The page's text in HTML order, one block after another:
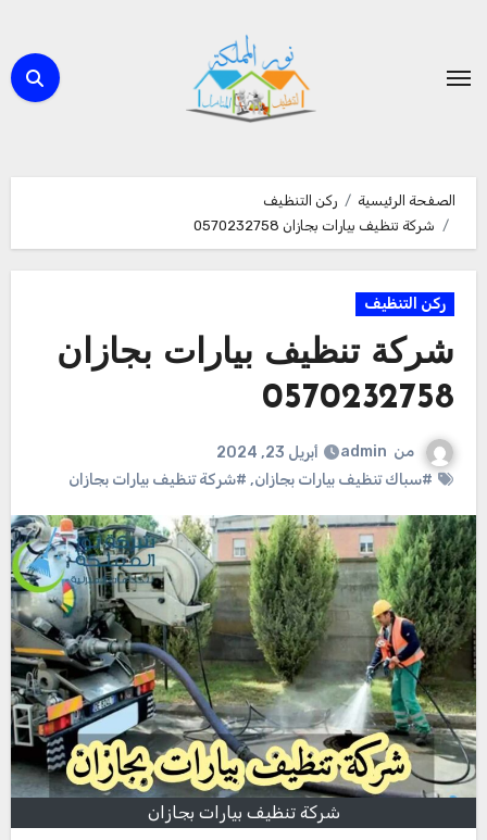
المحتوى
الصفحة الرئيسية
ركن التنظيف
شركة تنظيف بيارات بجازان 0570232758
ركن التنظيف
شركة تنظيف بيارات بجازان
0570232758
من admin
أبريل 23, 2024
#سباك تنظيف بيارات بجازان, #شركة تنظيف بيارات بجازان
شركة تنظيف بيارات بجازان